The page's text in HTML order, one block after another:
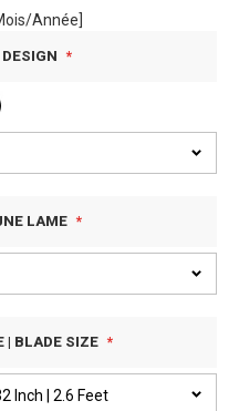
Année]
LAME
| BLADE SIZE